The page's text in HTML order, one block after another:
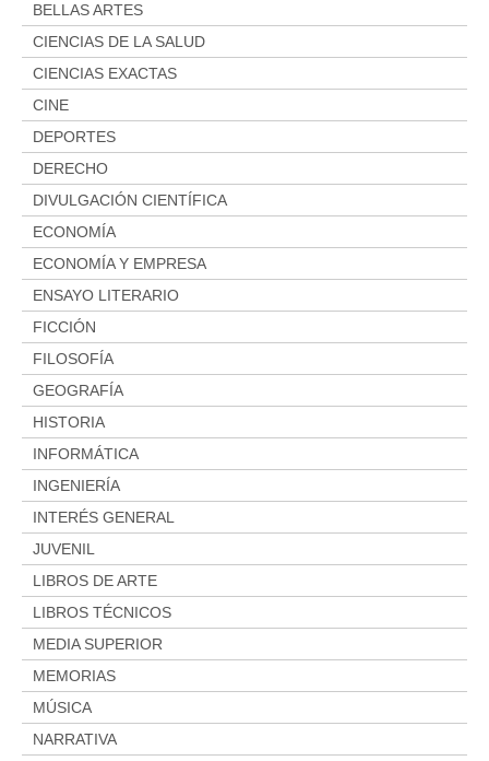
BELLAS ARTES
CIENCIAS DE LA SALUD
CIENCIAS EXACTAS
CINE
DEPORTES
DERECHO
DIVULGACIÓN CIENTÍFICA
ECONOMÍA
ECONOMÍA Y EMPRESA
ENSAYO LITERARIO
FICCIÓN
FILOSOFÍA
GEOGRAFÍA
HISTORIA
INFORMÁTICA
INGENIERÍA
INTERÉS GENERAL
JUVENIL
LIBROS DE ARTE
LIBROS TÉCNICOS
MEDIA SUPERIOR
MEMORIAS
MÚSICA
NARRATIVA